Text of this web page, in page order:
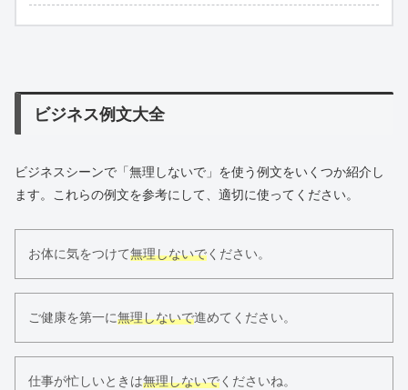
ビジネス例文大全
ビジネスシーンで「無理しないで」を使う例文をいくつか紹介し
ます。これらの例文を参考にして、適切に使ってください。
お体に気をつけて無理しないでください。
ご健康を第一に無理しないで進めてください。
仕事が忙しいときは無理しないでくださいね。